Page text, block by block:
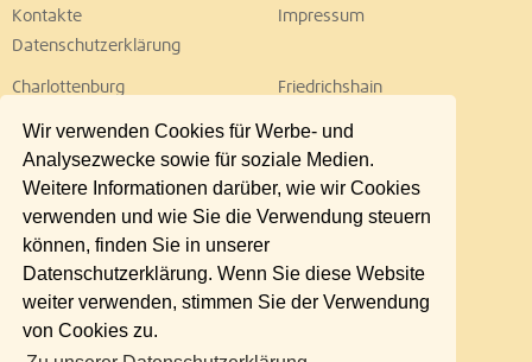
Wir verwenden Cookies für Werbe- und
Analysezwecke sowie für soziale Medien.
Weitere Informationen darüber, wie wir Cookies
verwenden und wie Sie die Verwendung steuern
können, finden Sie in unserer
Datenschutzerklärung. Wenn Sie diese Website
weiter verwenden, stimmen Sie der Verwendung
von Cookies zu.
Kontakte
Impressum
Datenschutzerklärung
Charlottenburg
Friedrichshain
Lichtenberg
Marzahn
Neukölln
Pankow
Reinickendorf
Schöneberg
Spandau
Steglitz
Tempelhof
Treptow
Umland Ost